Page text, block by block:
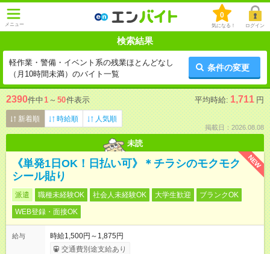
メニュー
0
気になる！ ログイン
検索結果
軽作業・警備・イベント系の残業ほとんどなし
（月10時間未満）のバイト一覧
条件の変更
2390件中1 ～ 50件表示 平均時給: 1,711 円
新着順 時給順 人気順
掲載日：2026.08.08
未読
NEW
《単発1日OK！日払い可》＊チラシのモクモク
シール貼り
派遣 職種未経験OK 社会人未経験OK 大学生歓迎
ブランクOK
WEB登録・面接OK
給与
時給1,500円～1,875円
交通費別途支給あり